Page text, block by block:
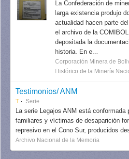
La Confederación de
larga existencia produjo
actualidad hacen parte
el archivo de la
depositada la
historia. En e...
Corporación Minera de
Histórico de la Minería
Testimonios/ ANM
T Serie
La serie Legajos ANM está conformada
familiares y víctimas de desaparición
represivo en el Cono Sur, producidos
Archivo Nacional de la Memoria